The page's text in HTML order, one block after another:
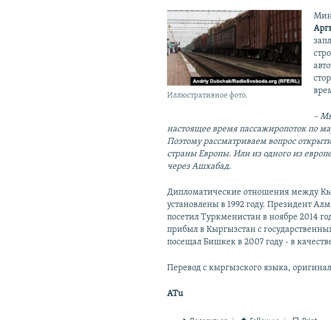
Иллюстративное фото.
–
настоящее время пассажиропоток по
Поэтому рассматриваем вопрос
страны Европы. Или из одного из
через Ашхабад.
Дипломатические отношения между
установлены в 1992 году. Президент
посетил Туркменистан в ноябре 2014
прибыл в Кыргызстан с
посещал Бишкек в 2007 году - в
Перевод с кыргызского языка,
ATu